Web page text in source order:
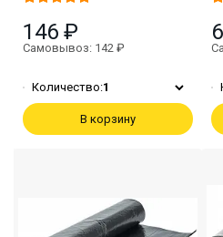
146 ₽
Самовывоз: 142 ₽
Количество:1
В корзину